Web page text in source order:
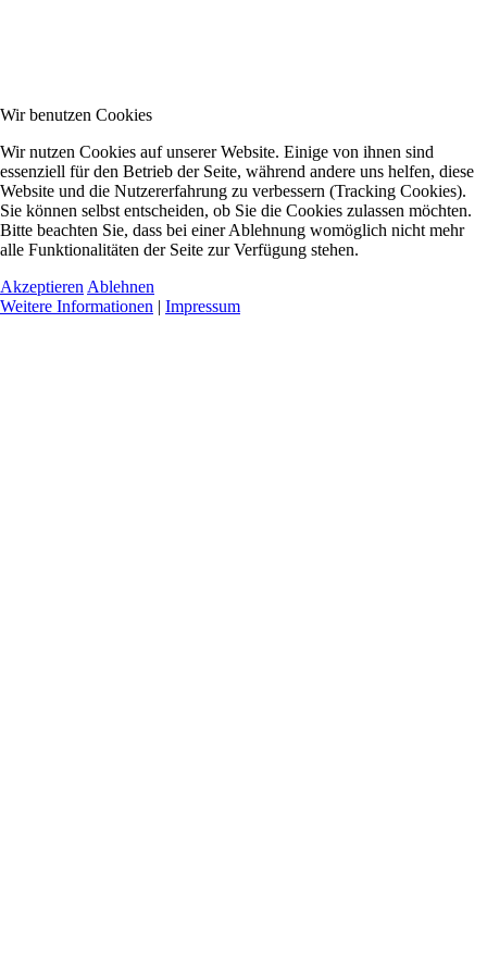
Wir benutzen Cookies
Wir nutzen Cookies auf unserer Website. Einige von ihnen sind
essenziell für den Betrieb der Seite, während andere uns helfen, diese
Website und die Nutzererfahrung zu verbessern (Tracking Cookies).
Sie können selbst entscheiden, ob Sie die Cookies zulassen möchten.
Bitte beachten Sie, dass bei einer Ablehnung womöglich nicht mehr
alle Funktionalitäten der Seite zur Verfügung stehen.
Akzeptieren Ablehnen
Weitere Informationen | Impressum